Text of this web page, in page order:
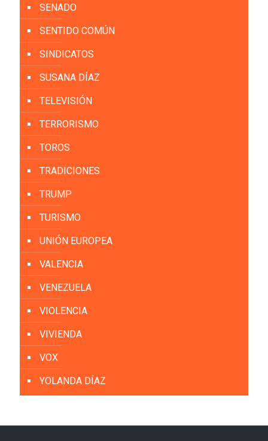
SENADO
SENTIDO COMÚN
SINDICATOS
SUSANA DÍAZ
TELEVISIÓN
TERRORISMO
TOROS
TRADICIONES
TRUMP
TURISMO
UNIÓN EUROPEA
VALENCIA
VENEZUELA
VIOLENCIA
VIVIENDA
VOX
YOLANDA DÍAZ